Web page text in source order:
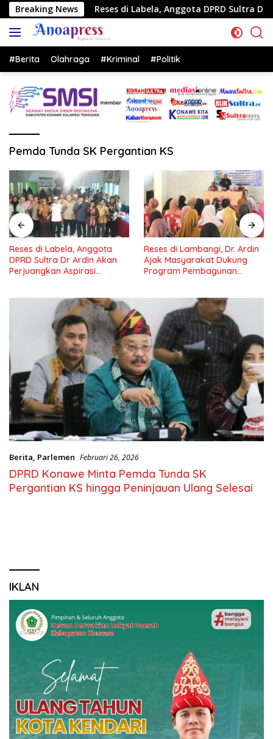
Langsung
ke
konten
Breaking News
Reses di Labela, Anggota DPRD Sultra Dr Ardin Akan
#Berita Olahraga #Kriminal #Politik
Pemda Tunda SK Pergantian KS
Reses di Lambangi, Dr. Ardin
Ajak Masyarakat Dukung
Program Pembagunan
Komisi II DPRD Konawe
Kunker ke PT VDNI
Berita, Parlemen Februari 26, 2026
DPRD Konawe Minta Pemda Tunda SK
Pergantian KS hingga Peninjauan Ulang Selesai
IKLAN